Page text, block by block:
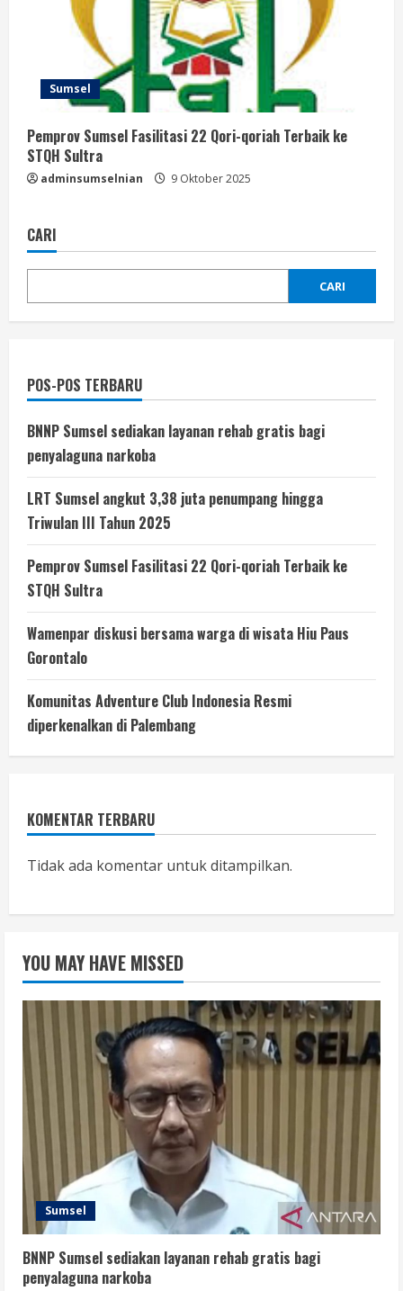
Sumsel
Pemprov Sumsel Fasilitasi 22 Qori-qoriah Terbaik ke
STQH Sultra
adminsumselnian 9 Oktober 2025
CARI
CARI
POS-POS TERBARU
BNNP Sumsel sediakan layanan rehab gratis bagi
penyalaguna narkoba
LRT Sumsel angkut 3,38 juta penumpang hingga
Triwulan III Tahun 2025
Pemprov Sumsel Fasilitasi 22 Qori-qoriah Terbaik ke
STQH Sultra
Wamenpar diskusi bersama warga di wisata Hiu Paus
Gorontalo
Komunitas Adventure Club Indonesia Resmi
diperkenalkan di Palembang
KOMENTAR TERBARU
Tidak ada komentar untuk ditampilkan.
YOU MAY HAVE MISSED
Sumsel
BNNP Sumsel sediakan layanan rehab gratis bagi
penyalaguna narkoba